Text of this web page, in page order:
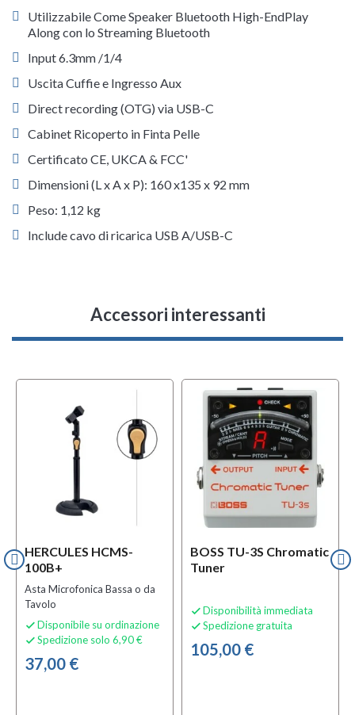
Utilizzabile Come Speaker Bluetooth High-EndPlay
Along con lo Streaming Bluetooth
Input 6.3mm /1/4
Uscita Cuffie e Ingresso Aux
Direct recording (OTG) via USB-C
Cabinet Ricoperto in Finta Pelle
Certificato CE, UKCA & FCC'
Dimensioni (L x A x P): 160 x135 x 92 mm
Peso: 1,12 kg
Include cavo di ricarica USB A/USB-C
Accessori interessanti
HERCULES HCMS-
100B+
Asta Microfonica Bassa o da
Tavolo
 Disponibile su ordinazione
 Spedizione solo 6,90 €
37,00 €
BOSS TU-3S Chromatic
Tuner
 Disponibilità immediata
 Spedizione gratuita
105,00 €